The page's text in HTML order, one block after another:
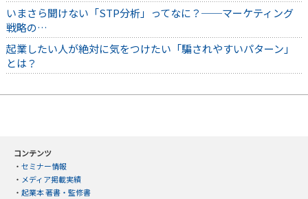
いまさら聞けない「STP分析」ってなに？──マーケティング
戦略の…
起業したい人が絶対に気をつけたい「騙されやすいパターン」
とは？
コンテンツ
・ セミナー情報
・ メディア掲載実績
・ 起業本 著書・監修書